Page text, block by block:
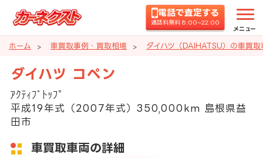
電話で査定する
通話料無料 8:00~22:00
メニュー
ホーム 車買取事例・買取相場 ダイハツ（DAIHATSU）の車買
ダイハツ コペン
ｱｸﾃｨﾌﾞﾄｯﾌﾟ
平成19年式（2007年式）350,000km 島根県益
田市
車買取車両の詳細